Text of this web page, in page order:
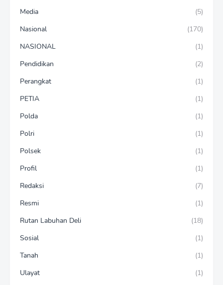
Media
(5)
Nasional
(170)
NASIONAL
(1)
Pendidikan
(2)
Perangkat
(1)
PETIA
(1)
Polda
(1)
Polri
(1)
Polsek
(1)
Profil
(1)
Redaksi
(7)
Resmi
(1)
Rutan Labuhan Deli
(18)
Sosial
(1)
Tanah
(1)
Ulayat
(1)